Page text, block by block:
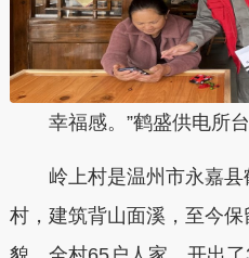
幸福感。”鹤盛供电所
岭上村是温州市永嘉
村，建筑背山面溪，至今